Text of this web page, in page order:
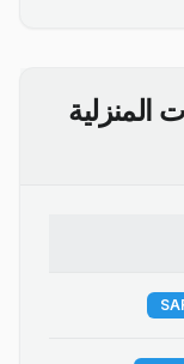
المنزلية